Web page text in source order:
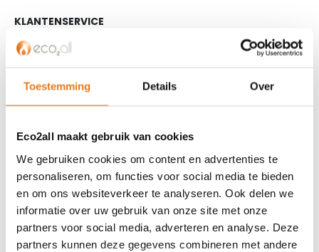
Toestemming Details Over
Eco2all maakt gebruik van cookies
We gebruiken cookies om content en advertenties te
personaliseren, om functies voor social media te bieden
en om ons websiteverkeer te analyseren. Ook delen we
informatie over uw gebruik van onze site met onze
partners voor social media, adverteren en analyse. Deze
partners kunnen deze gegevens combineren met andere
KLANTENSERVICE
Partner worden?
Referenties
Privacybeleid
ISDE-subsidie
Partner Locator
Contact
ASSORTIMENT
Appendages